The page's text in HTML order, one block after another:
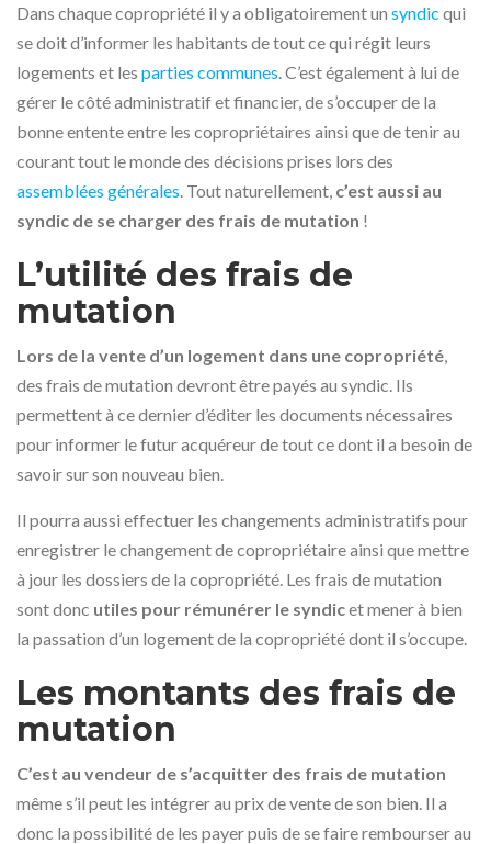
Dans chaque copropriété il y a obligatoirement un syndic qui
se doit d’informer les habitants de tout ce qui régit leurs
logements et les parties communes. C’est également à lui de
gérer le côté administratif et financier, de s’occuper de la
bonne entente entre les copropriétaires ainsi que de tenir au
courant tout le monde des décisions prises lors des
assemblées générales. Tout naturellement, c’est aussi au
syndic de se charger des frais de mutation !
L’utilité des frais de
mutation
Lors de la vente d’un logement dans une copropriété,
des frais de mutation devront être payés au syndic. Ils
permettent à ce dernier d’éditer les documents nécessaires
pour informer le futur acquéreur de tout ce dont il a besoin de
savoir sur son nouveau bien.
Il pourra aussi effectuer les changements administratifs pour
enregistrer le changement de copropriétaire ainsi que mettre
à jour les dossiers de la copropriété. Les frais de mutation
sont donc utiles pour rémunérer le syndicet mener à bien
la passation d’un logement de la copropriété dont il s’occupe.
Les montants des frais de
mutation
C’est au vendeur de s’acquitter des frais de mutation
même s’il peut les intégrer au prix de vente de son bien. Il a
donc la possibilité de les payer puis de se faire rembourser au